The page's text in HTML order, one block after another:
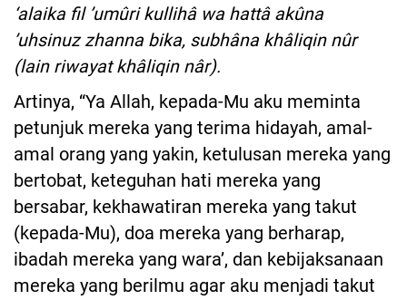
‘alaika fil ’umûri kullihâ wa hattâ akûna
’uhsinuz zhanna bika, subhâna khâliqin nûr
(lain riwayat khâliqin nâr).
Artinya, “Ya Allah, kepada-Mu aku meminta
petunjuk mereka yang terima hidayah, amal-
amal orang yang yakin, ketulusan mereka yang
bertobat, keteguhan hati mereka yang
bersabar, kekhawatiran mereka yang takut
(kepada-Mu), doa mereka yang berharap,
ibadah mereka yang wara’, dan kebijaksanaan
mereka yang berilmu agar aku menjadi takut